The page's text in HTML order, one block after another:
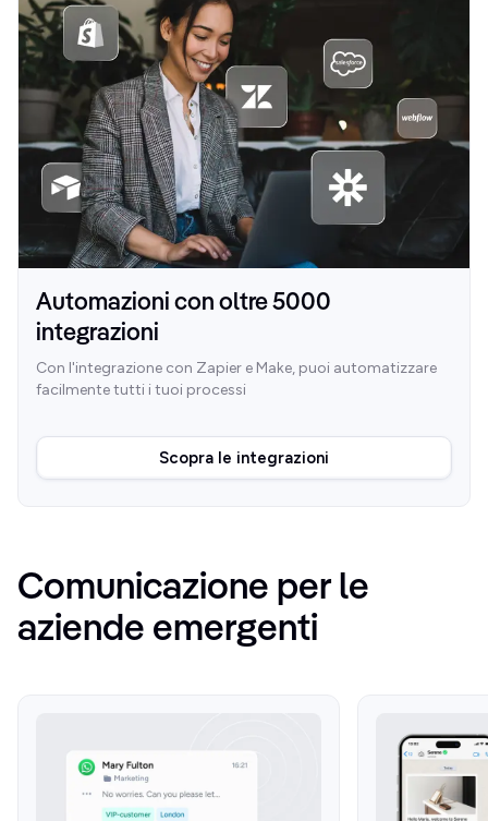
Automazioni con oltre 5000
integrazioni
Con l'integrazione con Zapier e Make, puoi automatizzare
facilmente tutti i tuoi processi
Scopra le integrazioni
Comunicazione per le
aziende emergenti